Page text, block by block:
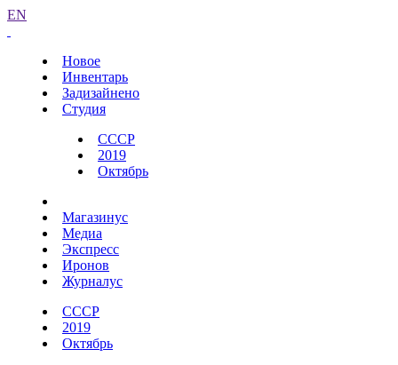
EN
Новое
Инвентарь
Задизайнено
Студия
СССР
2019
Октябрь
Магазинус
Медиа
Экспресс
Иронов
Журналус
СССР
2019
Октябрь